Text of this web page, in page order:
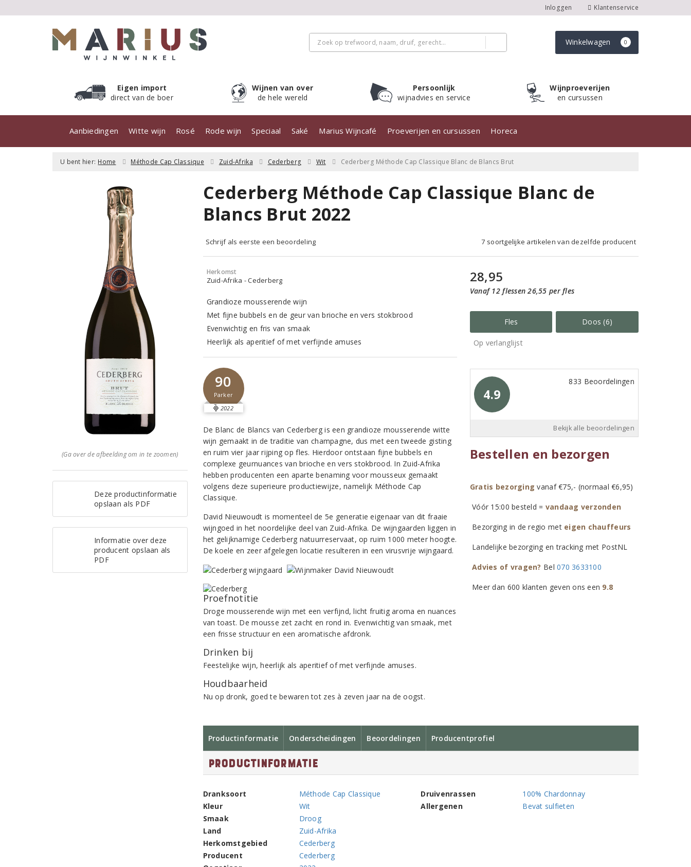
Inloggen Klantenservice
Winkelwagen 0
Eigen import
direct van de boer
Wijnen van over
de hele wereld
Persoonlijk
wijnadvies en service
Wijnproeverijen
en cursussen
Aanbiedingen Witte wijn Rosé Rode wijn Speciaal Saké Marius Wijncafé Proeverijen en cursussen Horeca
U bent hier: Home Méthode Cap Classique Zuid-Afrika Cederberg Wit Cederberg Méthode Cap Classique Blanc de Blancs Brut
(Ga over de afbeelding om in te zoomen)
Deze productinformatie
opslaan als PDF
Informatie over deze
producent opslaan als
PDF
Cederberg Méthode Cap Classique Blanc de
Blancs Brut 2022
Schrijf als eerste een beoordeling 7 soortgelijke artikelen van dezelfde producent
Herkomst
Zuid-Afrika - Cederberg
Grandioze mousserende wijn
Met fijne bubbels en de geur van brioche en vers stokbrood
Evenwichtig en fris van smaak
Heerlijk als aperitief of met verfijnde amuses
90
Parker
2022
De Blanc de Blancs van Cederberg is een grandioze mousserende witte
wijn gemaakt in de traditie van champagne, dus met een tweede gisting
en ruim vier jaar rijping op fles. Hierdoor ontstaan fijne bubbels en
complexe geurnuances van brioche en vers stokbrood. In Zuid-Afrika
hebben producenten een aparte benaming voor mousseux gemaakt
volgens deze superieure productiewijze, namelijk Méthode Cap
Classique.
David Nieuwoudt is momenteel de 5e generatie eigenaar van dit fraaie
wijngoed in het noordelijke deel van Zuid-Afrika. De wijngaarden liggen in
het gelijknamige Cederberg natuurreservaat, op ruim 1000 meter hoogte.
De koele en zeer afgelegen locatie resulteren in een virusvrije wijngaard.
Proefnotitie
Droge mousserende wijn met een verfijnd, licht fruitig aroma en nuances
van toast. De mousse zet zacht en rond in. Evenwichtig van smaak, met
een frisse structuur en een aromatische afdronk.
Drinken bij
Feestelijke wijn, heerlijk als aperitief of met verfijnde amuses.
Houdbaarheid
Nu op dronk, goed te bewaren tot zes à zeven jaar na de oogst.
28,95
Vanaf 12 flessen 26,55 per fles
Fles Doos (6)
Op verlanglijst
4.9
833 Beoordelingen
Bekijk alle beoordelingen
Bestellen en bezorgen
Gratis bezorging vanaf €75,- (normaal €6,95)
Vóór 15:00 besteld = vandaag verzonden
Bezorging in de regio met eigen chauffeurs
Landelijke bezorging en tracking met PostNL
Advies of vragen? Bel070 3633100
Meer dan 600 klanten geven ons een 9.8
Productinformatie Onderscheidingen Beoordelingen Producentprofiel
Productinformatie
Dranksoort
Méthode Cap Classique
Kleur
Wit
Smaak
Droog
Land
Zuid-Afrika
Herkomstgebied
Cederberg
Producent
Cederberg
Druivenrassen
100% Chardonnay
Allergenen
Bevat sulfieten